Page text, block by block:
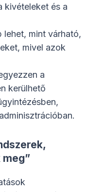
kivételeket és a
lehet, mint várható,
mivel azok
a
kerülhető